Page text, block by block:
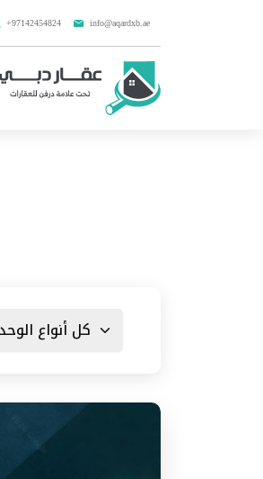
info@aqardxb.ae
+97142454824